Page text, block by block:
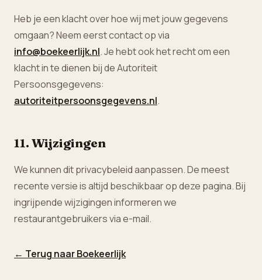
Heb je een klacht over hoe wij met jouw gegevens
omgaan? Neem eerst contact op via
info@boekeerlijk.nl. Je hebt ook het recht om een
klacht in te dienen bij de Autoriteit
Persoonsgegevens:
autoriteitpersoonsgegevens.nl.
11. Wijzigingen
We kunnen dit privacybeleid aanpassen. De meest
recente versie is altijd beschikbaar op deze pagina. Bij
ingrijpende wijzigingen informeren we
restaurantgebruikers via e-mail.
← Terug naar Boekeerlijk